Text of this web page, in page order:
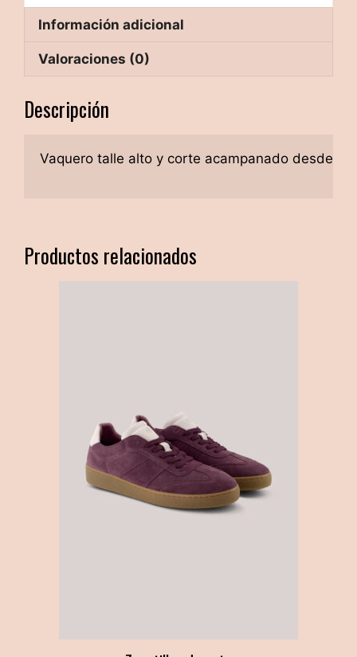
Información adicional
Valoraciones (0)
Descripción
Vaquero talle alto y corte acampanado desde la
Productos relacionados